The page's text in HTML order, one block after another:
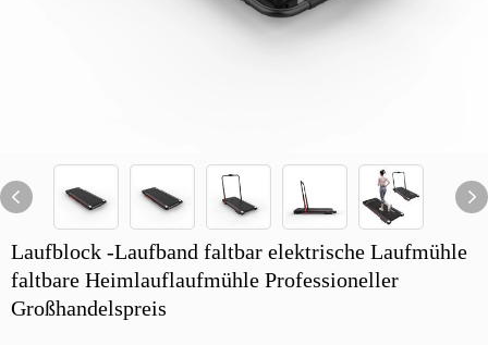
Laufblock -Laufband faltbar elektrische Laufmühle
faltbare Heimlauflaufmühle Professioneller
Großhandelspreis